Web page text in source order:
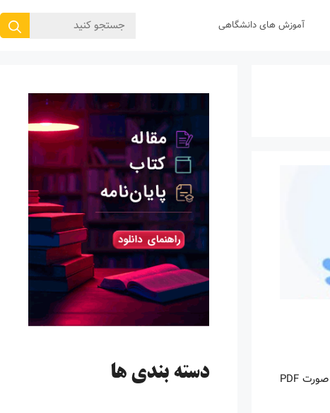
آموزش های دانشگاهی
جستجوی
اینروزها خرید PDF کتاب‎های خارجی بسیار رواج یافته است. با آنکه نسخه‌های ترجمه شده بسیار زیادی از کتاب‌ها چه به صورت چاپی و چه به صورت PDF
دسته‌ بندی ها